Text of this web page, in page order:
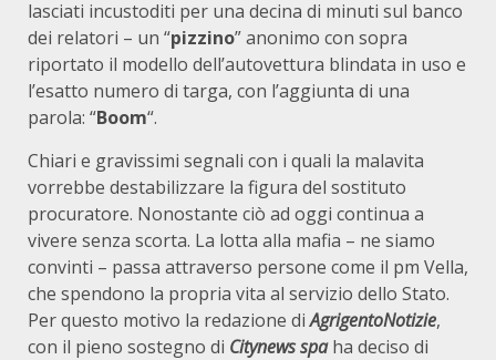
lasciati incustoditi per una decina di minuti sul banco
dei relatori – un “pizzino” anonimo con sopra
riportato il modello dell’autovettura blindata in uso e
l’esatto numero di targa, con l’aggiunta di una
parola: “Boom“.
Chiari e gravissimi segnali con i quali la malavita
vorrebbe destabilizzare la figura del sostituto
procuratore. Nonostante ciò ad oggi continua a
vivere senza scorta. La lotta alla mafia – ne siamo
convinti – passa attraverso persone come il pm Vella,
che spendono la propria vita al servizio dello Stato.
Per questo motivo la redazione diAgrigentoNotizie,
con il pieno sostegno di Citynews spaha deciso di